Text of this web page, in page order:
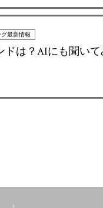
最新情報
は？AIにも聞いて